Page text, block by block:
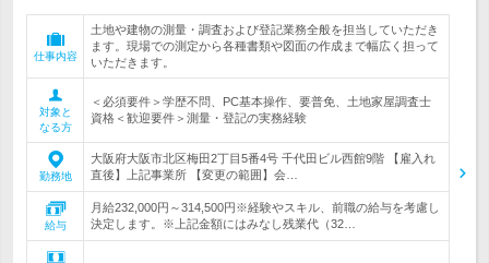
仕事内容
土地や建物の測量・調査および登記業務全般を担当していただき
ます。現場での測定から各種書類や図面の作成まで幅広く担って
いただきます。
対象と
なる方
＜必須要件＞学歴不問、PC基本操作、要普免、土地家屋調査士
資格＜歓迎要件＞測量・登記の実務経験
勤務地
大阪府大阪市北区梅田2丁目5番4号 千代田ビル西館9階 【雇入れ
直後】上記事業所 【変更の範囲】会…
給与
月給232,000円～314,500円※経験やスキル、前職の給与を考慮し
決定します。※上記金額にはみなし残業代（32…